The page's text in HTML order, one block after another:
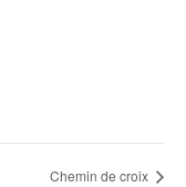
Chemin de croix